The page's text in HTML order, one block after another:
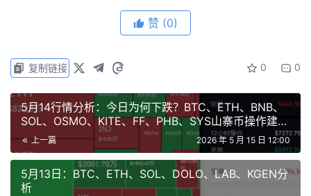
ETH跌破2250的支撑出现了新低，小级别价格稍微偏硬一
点，跌破大三角形下边沿线后再次收了回来，所以这个位置
赞 (0)
0 0
复制链接
5月14行情分析：今日为何下跌？BTC、ETH、BNB、
SOL、OSMO、KITE、FF、PHB、SYS山寨币操作建
议！
上一篇 2026 年 5 月 15 日 12:00
5月13日：BTC、ETH、SOL、DOLO、LAB、KGEN分
析